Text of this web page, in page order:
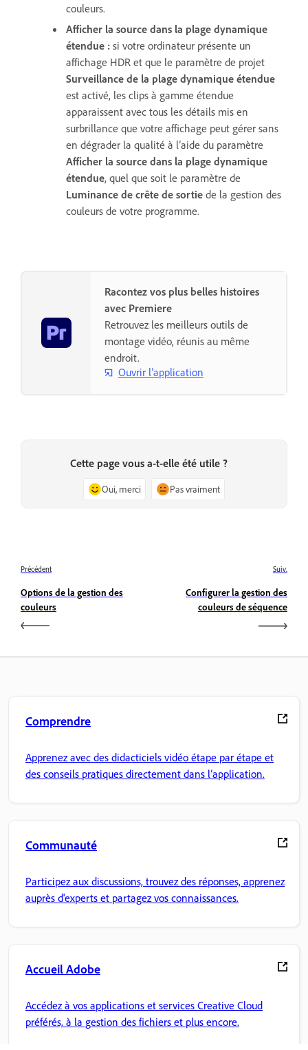
couleurs.
Afficher la source dans la plage dynamique
étendue : si votre ordinateur présente un
affichage HDR et que le paramètre de projet
Surveillance de la plage dynamique étendue
est activé, les clips à gamme étendue
apparaissent avec tous les détails mis en
surbrillance que votre affichage peut gérer sans
en dégrader la qualité à l’aide du paramètre
Afficher la source dans la plage dynamique
étendue, quel que soit le paramètre de
Luminance de crête de sortie de la gestion des
couleurs de votre programme.
Racontez vos plus belles histoires
avec Premiere
Retrouvez les meilleurs outils de
montage vidéo, réunis au même
endroit.
Ouvrir l’application
Cette page vous a-t-elle été utile ?
Oui, merci Pas vraiment
Précédent
Options de la gestion des
couleurs
Suiv.
Configurer la gestion des
couleurs de séquence
Comprendre
Apprenez avec des didacticiels vidéo étape par étape et
des conseils pratiques directement dans l’application.
Communauté
Participez aux discussions, trouvez des réponses, apprenez
auprès d'experts et partagez vos connaissances.
Accueil Adobe
Accédez à vos applications et services Creative Cloud
préférés, à la gestion des fichiers et plus encore.